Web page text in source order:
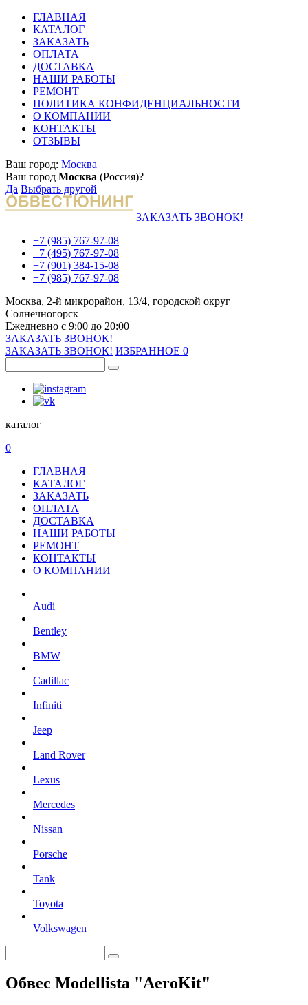
ГЛАВНАЯ
КАТАЛОГ
ЗАКАЗАТЬ
ОПЛАТА
ДОСТАВКА
НАШИ РАБОТЫ
РЕМОНТ
ПОЛИТИКА КОНФИДЕНЦИАЛЬНОСТИ
О КОМПАНИИ
КОНТАКТЫ
ОТЗЫВЫ
Ваш город: Москва
Ваш город Москва (Россия)?
Да Выбрать другой
ЗАКАЗАТЬ ЗВОНОК!
+7 (985) 767-97-08
+7 (495) 767-97-08
+7 (901) 384-15-08
+7 (985) 767-97-08
Москва, 2-й микрорайон, 13/4, городской округ
Солнечногорск
Ежедневно с 9:00 до 20:00
ЗАКАЗАТЬ ЗВОНОК!
ЗАКАЗАТЬ ЗВОНОК! ИЗБРАННОЕ 0
каталог
0
ГЛАВНАЯ
КАТАЛОГ
ЗАКАЗАТЬ
ОПЛАТА
ДОСТАВКА
НАШИ РАБОТЫ
РЕМОНТ
КОНТАКТЫ
О КОМПАНИИ
Audi
Bentley
BMW
Cadillac
Infiniti
Jeep
Land Rover
Lexus
Mercedes
Nissan
Porsche
Tank
Toyota
Volkswagen
Обвес Modellista "AeroKit"